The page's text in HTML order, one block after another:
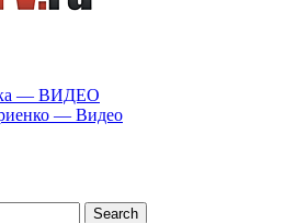
— ВИДЕО
— Видео
Search